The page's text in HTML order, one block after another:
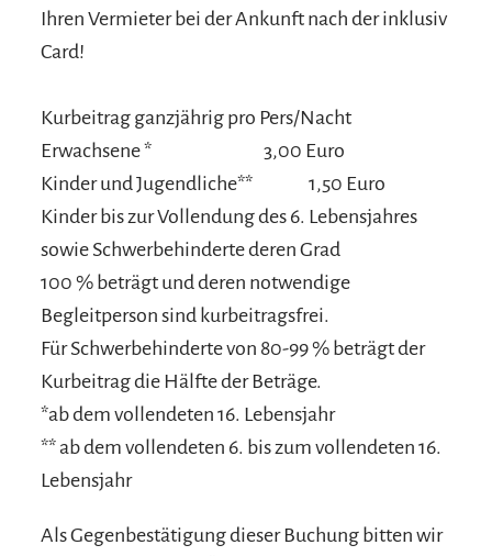
Ihren Vermieter bei der Ankunft nach der inklusiv
Card!
Kurbeitrag ganzjährig pro Pers/Nacht
Erwachsene *
3,00 Euro
Kinder und Jugendliche**
1,50 Euro
Kinder bis zur Vollendung des 6. Lebensjahres
sowie Schwerbehinderte deren Grad
100 % beträgt und deren notwendige
Begleitperson sind kurbeitragsfrei.
Für Schwerbehinderte von 80-99 % beträgt der
Kurbeitrag die Hälfte der Beträge.
*ab dem vollendeten 16. Lebensjahr
** ab dem vollendeten 6. bis zum vollendeten 16.
Lebensjahr
Als Gegenbestätigung dieser Buchung bitten wir